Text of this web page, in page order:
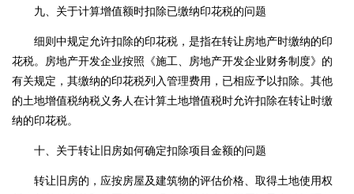
九、关于计算增值额时扣除已缴纳印花税的问题
细则中规定允许扣除的印花税，是指在转让房地产时缴纳的印
花税。房地产开发企业按照《施工、房地产开发企业财务制度》的
有关规定，其缴纳的印花税列入管理费用，已相应予以扣除。其他
的土地增值税纳税义务人在计算土地增值税时允许扣除在转让时缴
纳的印花税。
十、关于转让旧房如何确定扣除项目金额的问题
转让旧房的，应按房屋及建筑物的评估价格、取得土地使用权